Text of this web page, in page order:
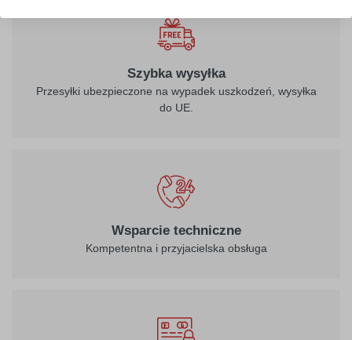
Szybka wysyłka
Przesyłki ubezpieczone na wypadek uszkodzeń, wysyłka
do UE.
Wsparcie techniczne
Kompetentna i przyjacielska obsługa